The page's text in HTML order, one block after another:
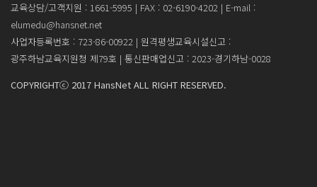
교육상담/고객지원 : 1661-5995 | FAX : 02-6190-4202 | E-mail :
elumedu@hansnet.net
사업자등록번호 : 723-86-00922 | 원격평생교육시설신고 :
광주하남교육지원청 제79호 | 통신판매업신고 : 2023-경기하남-0028
COPYRIGHTⓒ 2017 HansNet ALL RIGHT RESERVED.